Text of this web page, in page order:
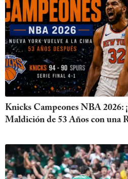
Knicks Campeones NBA 2026:
Maldición de 53 Años con una